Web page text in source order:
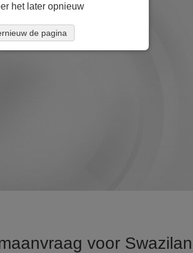
voor
het later opnieuw
de pagina